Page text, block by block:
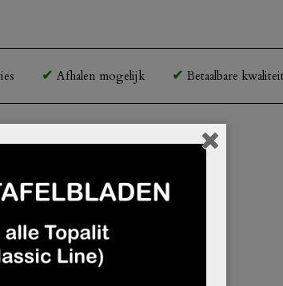
Afhalen mogelijk Betaalbare